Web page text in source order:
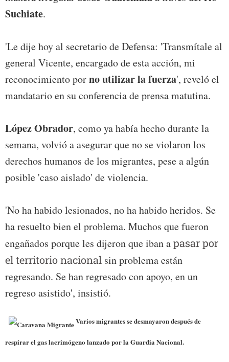
Suchiate.
'Le dije hoy al secretario de Defensa: 'Transmítale al
general Vicente, encargado de esta acción, mi
reconocimiento porno utilizar la fuerza', reveló el
mandatario en su conferencia de prensa matutina.
López Obrador, como ya había hecho durante la
semana, volvió a asegurar que no se violaron los
derechos humanos de los migrantes, pese a algún
posible 'caso aislado' de violencia.
'No ha habido lesionados, no ha habido heridos. Se
ha resuelto bien el problema. Muchos que fueron
engañados porque les dijeron que iban apasar por
el territorio nacional sin problema están
regresando. Se han regresado con apoyo, en un
regreso asistido', insistió.
Varios migrantes se desmayaron después de
respirar el gas lacrimógeno lanzado por la Guardia Nacional.